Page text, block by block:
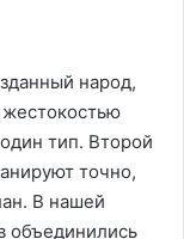
народ,
тип. Второй
точно,
В нашей
объединились